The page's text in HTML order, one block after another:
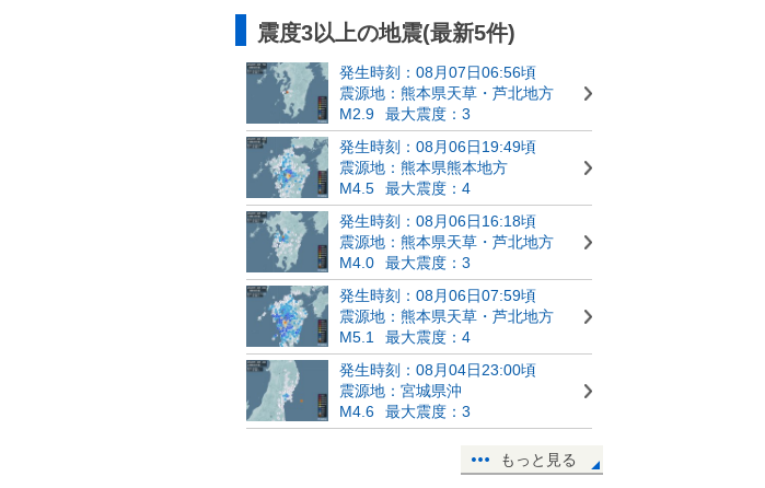
震度3以上の地震(最新5件)
発生時刻：08月07日06:56頃
震源地：熊本県天草・芦北地方
M2.9
最大震度：3
発生時刻：08月06日19:49頃
震源地：熊本県熊本地方
M4.5
最大震度：4
発生時刻：08月06日16:18頃
震源地：熊本県天草・芦北地方
M4.0
最大震度：3
発生時刻：08月06日07:59頃
震源地：熊本県天草・芦北地方
M5.1
最大震度：4
発生時刻：08月04日23:00頃
震源地：宮城県沖
M4.6
最大震度：3
もっと見る